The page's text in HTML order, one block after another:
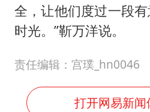
全，让他们度过一段
时光。”靳万洋说。
责任编辑：宫璞_hn0046
打开网易新闻